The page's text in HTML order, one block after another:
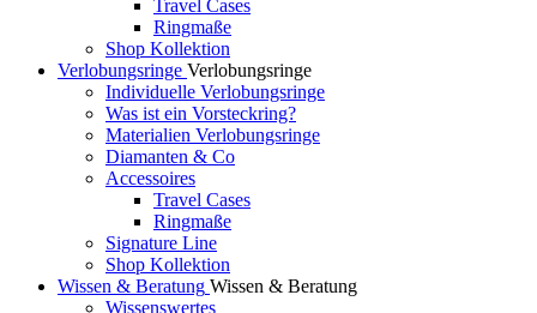
Travel Cases
Ringmaße
Shop Kollektion
Verlobungsringe Verlobungsringe
Individuelle Verlobungsringe
Was ist ein Vorsteckring?
Materialien Verlobungsringe
Diamanten & Co
Accessoires
Travel Cases
Ringmaße
Signature Line
Shop Kollektion
Wissen & Beratung Wissen & Beratung
Wissenswertes